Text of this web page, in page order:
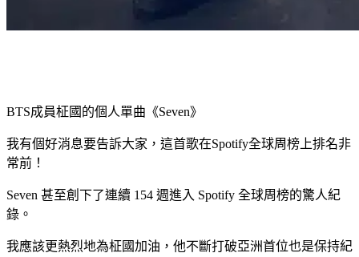
BTS成員柾國的個人單曲《Seven》
我有個好消息要告訴大家，這首歌在Spotify全球周榜上排名非
常前！
Seven 甚至創下了連續 154 週進入 Spotify 全球周榜的驚人紀
錄。
我應該更熱烈地為柾國加油，他不斷打破亞洲首位也是保持紀